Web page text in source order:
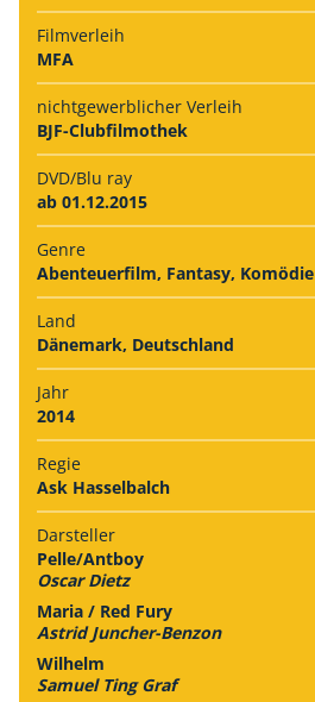
Filmverleih
MFA
nichtgewerb­licher Verleih
BJF-Clubfilmothek
DVD/Blu ray
ab 01.12.2015
Genre
Abenteuerfilm, Fantasy, Komödie
Land
Dänemark, Deutschland
Jahr
2014
Regie
Ask Hasselbalch
Darsteller
Pelle/Antboy
Oscar Dietz
Maria / Red Fury
Astrid Juncher-Benzon
Wilhelm
Samuel Ting Graf